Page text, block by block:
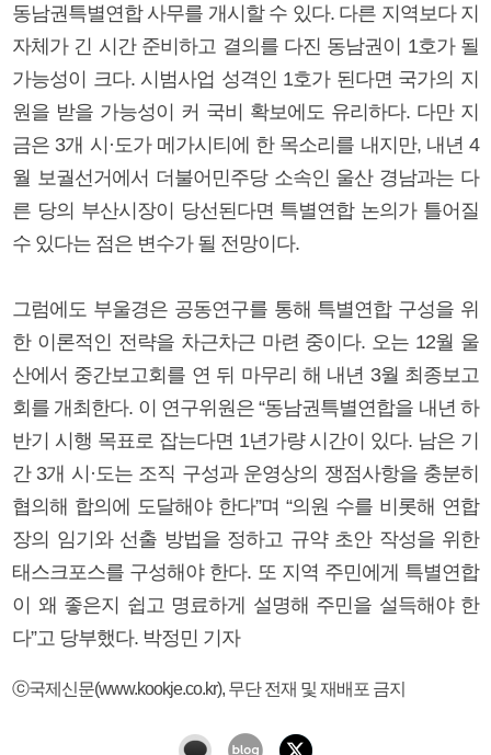
동남권특별연합 사무를 개시할 수 있다. 다른 지역보다 지
자체가 긴 시간 준비하고 결의를 다진 동남권이 1호가 될
가능성이 크다. 시범사업 성격인 1호가 된다면 국가의 지
원을 받을 가능성이 커 국비 확보에도 유리하다. 다만 지
금은 3개 시·도가 메가시티에 한 목소리를 내지만, 내년 4
월 보궐선거에서 더불어민주당 소속인 울산 경남과는 다
른 당의 부산시장이 당선된다면 특별연합 논의가 틀어질
수 있다는 점은 변수가 될 전망이다.
그럼에도 부울경은 공동연구를 통해 특별연합 구성을 위
한 이론적인 전략을 차근차근 마련 중이다. 오는 12월 울
산에서 중간보고회를 연 뒤 마무리 해 내년 3월 최종보고
회를 개최한다. 이 연구위원은 “동남권특별연합을 내년 하
반기 시행 목표로 잡는다면 1년가량 시간이 있다. 남은 기
간 3개 시·도는 조직 구성과 운영상의 쟁점사항을 충분히
협의해 합의에 도달해야 한다”며 “의원 수를 비롯해 연합
장의 임기와 선출 방법을 정하고 규약 초안 작성을 위한
태스크포스를 구성해야 한다. 또 지역 주민에게 특별연합
이 왜 좋은지 쉽고 명료하게 설명해 주민을 설득해야 한
다”고 당부했다. 박정민 기자
ⓒ국제신문(www.kookje.co.kr), 무단 전재 및 재배포 금지